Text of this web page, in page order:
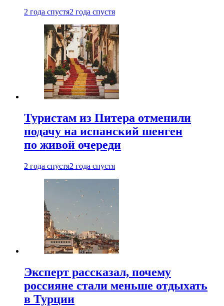
2 года спустя2 года спустя
Туристам из Питера отменили
подачу на испанский шенген
по живой очереди
2 года спустя2 года спустя
Эксперт рассказал, почему
россияне стали меньше отдыхать
в Турции